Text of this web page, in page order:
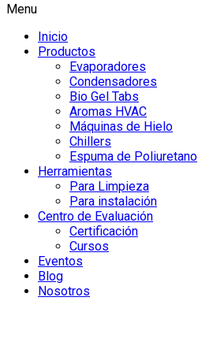
Menu
Inicio
Productos
Evaporadores
Condensadores
Bio Gel Tabs
Aromas HVAC
Máquinas de Hielo
Chillers
Espuma de Poliuretano
Herramientas
Para Limpieza
Para instalación
Centro de Evaluación
Certificación
Cursos
Eventos
Blog
Nosotros